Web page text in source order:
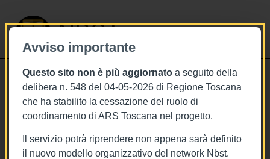
Avviso importante
Questo sito non è più aggiornato a seguito della
delibera n. 548 del 04-05-2026 di Regione Toscana
che ha stabilito la cessazione del ruolo di
coordinamento di ARS Toscana nel progetto.
Il servizio potrà riprendere non appena sarà definito
il nuovo modello organizzativo del network Nbst.
NBST
Stai visualizzando gli articoli relativi
a: Sanità digitale